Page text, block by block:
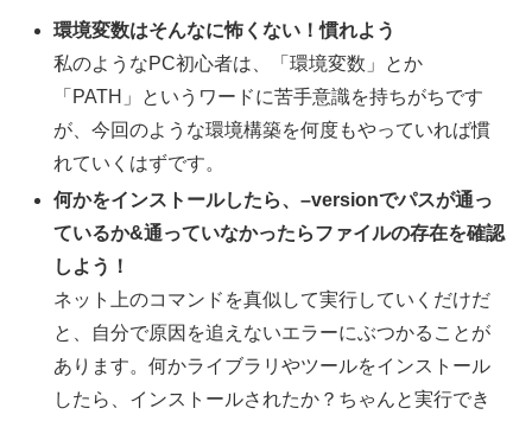
環境変数はそんなに怖くない！慣れよう
私のようなPC初心者は、「環境変数」とか
「PATH」というワードに苦手意識を持ちがちです
が、今回のような環境構築を何度もやっていれば慣
れていくはずです。
何かをインストールしたら、–versionでパスが通っ
ているか&通っていなかったらファイルの存在を確認
しよう！
ネット上のコマンドを真似して実行していくだけだ
と、自分で原因を追えないエラーにぶつかることが
あります。何かライブラリやツールをインストール
したら、インストールされたか？ちゃんと実行でき